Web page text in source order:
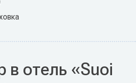
в отель «Suoi